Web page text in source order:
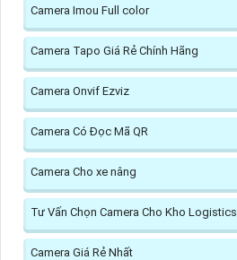
Camera Imou Full color
Camera Tapo Giá Rẻ Chính Hãng
Camera Onvif Ezviz
Camera Có Đọc Mã QR
Camera Cho xe nâng
Tư Vấn Chọn Camera Cho Kho Logistics
Camera Giá Rẻ Nhất